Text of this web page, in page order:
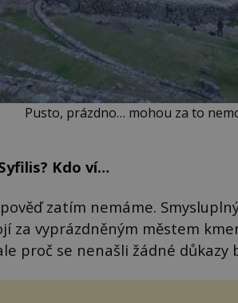
Pusto, prázdno… mohou za to
Kdo ví…
zatím nemáme.
za vyprázdněným městem
proč se nenašli žádné